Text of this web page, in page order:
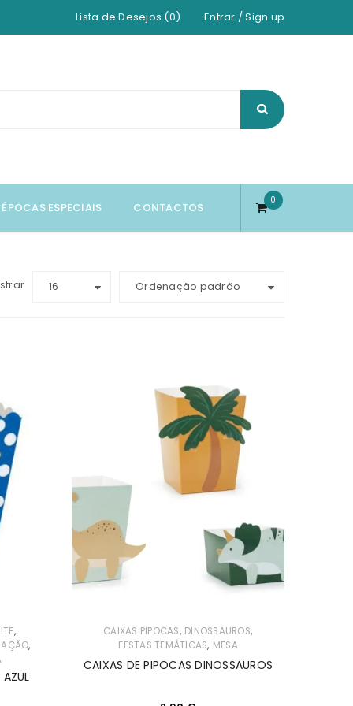
Entrar /Sign up
Lista de Desejos (0)
ÉPOCAS ESPECIAIS CONTACTOS
0
Ordenação padrão
16
,
,
CAIXAS PIPOCAS, DINOSSAUROS,
FESTAS TEMÁTICAS, MESA
CAIXAS DE PIPOCAS DINOSSAUROS